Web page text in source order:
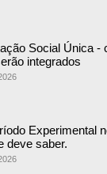
Social Única -
integrados
Experimental
deve saber.